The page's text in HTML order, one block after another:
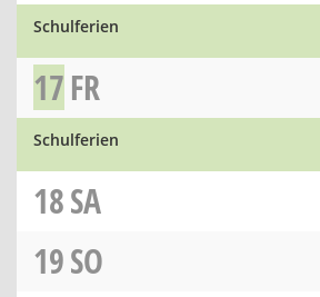
Schulferien
17FR
Schulferien
18SA
19SO